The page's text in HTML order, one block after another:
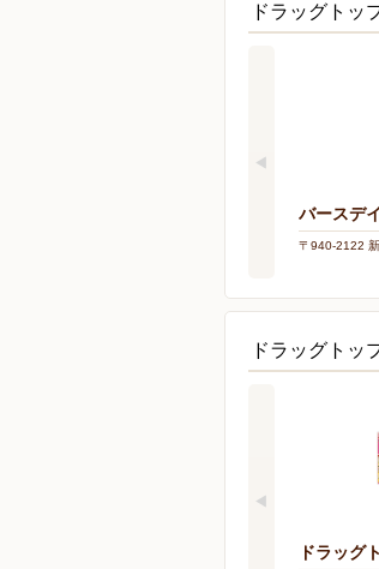
ドラッグトッ
バースデ
〒940-2122
ドラッグトッ
ドラッグ